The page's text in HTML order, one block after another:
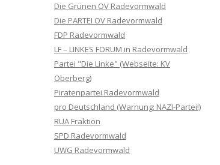
Die Grünen OV Radevormwald
Die PARTEI OV Radevormwald
FDP Radevormwald
LF – LINKES FORUM in Radevormwald
Partei "Die Linke" (Webseite: KV
Oberberg)
Piratenpartei Radevormwald
pro Deutschland (Warnung: NAZI-Partei!)
RUA Fraktion
SPD Radevormwald
UWG Radevormwald